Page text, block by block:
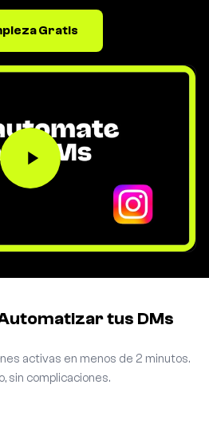
Gratis
tus DMs
activas en menos de 2 minutos.
sin complicaciones.